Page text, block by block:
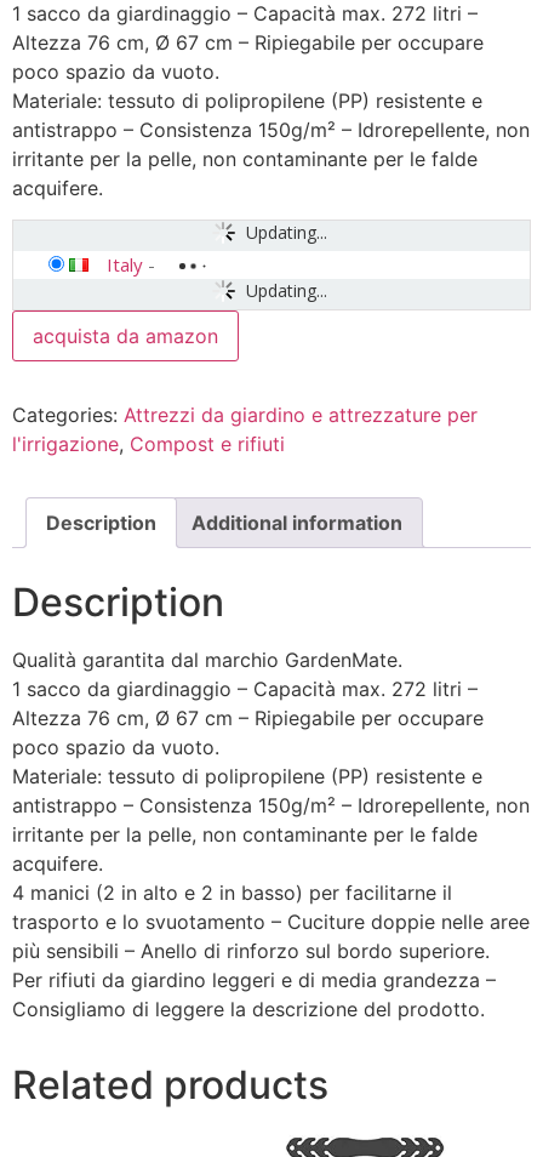
1 sacco da giardinaggio – Capacità max. 272 litri –
Altezza 76 cm, Ø 67 cm – Ripiegabile per occupare
poco spazio da vuoto.
Materiale: tessuto di polipropilene (PP) resistente e
antistrappo – Consistenza 150g/m² – Idrorepellente, non
irritante per la pelle, non contaminante per le falde
acquifere.
Updating...
Updating...
Italy -
acquista da amazon
Categories: Attrezzi da giardino e attrezzature per
l'irrigazione, Compost e rifiuti
Description Additional information
Description
Qualità garantita dal marchio GardenMate.
1 sacco da giardinaggio – Capacità max. 272 litri –
Altezza 76 cm, Ø 67 cm – Ripiegabile per occupare
poco spazio da vuoto.
Materiale: tessuto di polipropilene (PP) resistente e
antistrappo – Consistenza 150g/m² – Idrorepellente, non
irritante per la pelle, non contaminante per le falde
acquifere.
4 manici (2 in alto e 2 in basso) per facilitarne il
trasporto e lo svuotamento – Cuciture doppie nelle aree
più sensibili – Anello di rinforzo sul bordo superiore.
Per rifiuti da giardino leggeri e di media grandezza –
Consigliamo di leggere la descrizione del prodotto.
Related products